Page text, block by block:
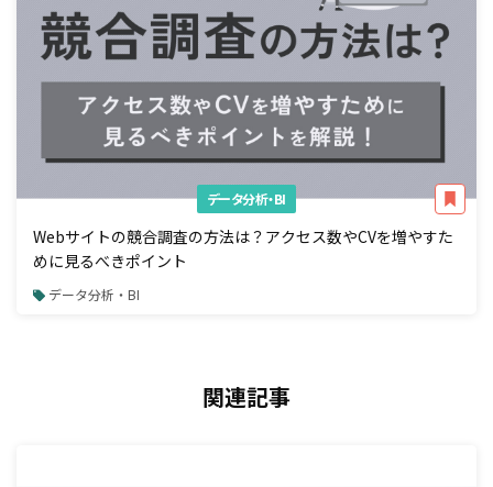
データ分析・BI
Webサイトの競合調査の方法は？アクセス数やCVを増やすた
めに見るべきポイント
データ分析・BI
関連記事